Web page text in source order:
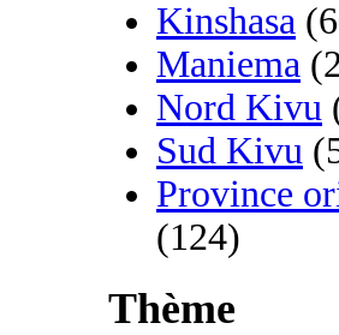
Kinshasa
Maniema
Nord Kivu
Sud Kivu
Province
(124)
Thème